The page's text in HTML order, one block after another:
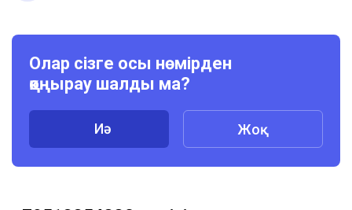
Олар сізге осы нөмірден
қоңырау шалды ма?
Иә Жоқ